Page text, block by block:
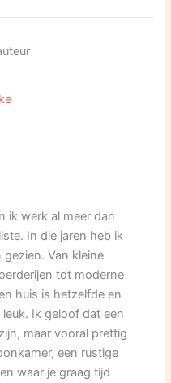
ik werk al meer dan
In die jaren heb ik
Van kleine
tot moderne
huis is hetzelfde en
Ik geloof dat een
maar vooral prettig
een rustige
waar je graag tijd